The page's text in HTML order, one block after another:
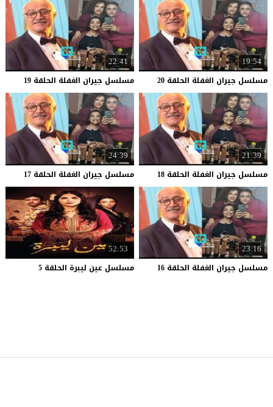
19:54
مسلسل جيران الغفلة الحلقة 20
22:41
مسلسل جيران الغفلة الحلقة 19
21:39
مسلسل جيران الغفلة الحلقة 18
24:39
مسلسل جيران الغفلة الحلقة 17
23:16
مسلسل جيران الغفلة الحلقة 16
52:53
مسلسل عين ليبرة الحلقة 5